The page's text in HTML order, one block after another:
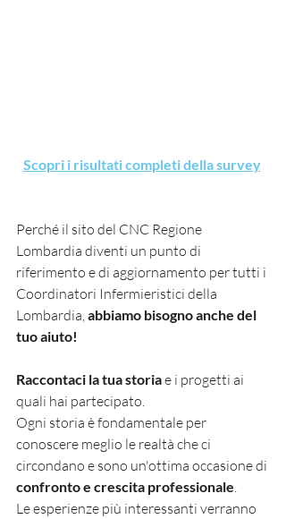
Scopri i risultati completi della survey
Perché il sito del CNC Regione
Lombardia diventi un punto di
riferimento e di aggiornamento per tutti i
Coordinatori Infermieristici della
Lombardia, abbiamo bisogno anche del
tuo aiuto!
Raccontaci la tua storia e i progetti ai
quali hai partecipato.
Ogni storia è fondamentale per
conoscere meglio le realtà che ci
circondano e sono un'ottima occasione di
confronto e crescita professionale.
Le esperienze più interessanti verranno